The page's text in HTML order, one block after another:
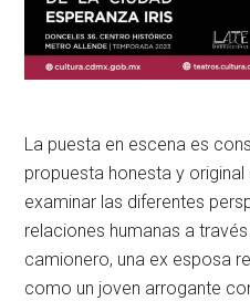
La puesta en escena es
propuesta honesta y
examinar las diferentes
relaciones humanas a
camionero, una ex esposa
como un joven arrogante